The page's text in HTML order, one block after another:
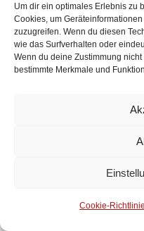
Um dir ein optimales Erlebnis zu
Cookies, um
zuzugreifen. Wenn du diesen
wie das Surfverhalten oder
Wenn du deine Zustimmung
bestimmte Merkmale und
Cookie-Richtlinie